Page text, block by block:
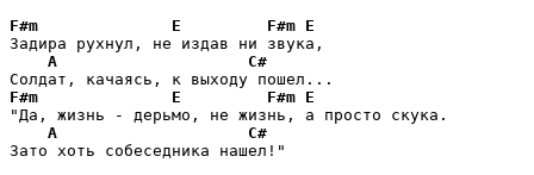
F#m
E F#m E
Задира рухнул, не издав ни звука,
A
C#
F#m
E F#m E
"Да, жизнь - дерьмо, не жизнь, а просто скука.
A
C#
Зато хоть собеседника нашел!"